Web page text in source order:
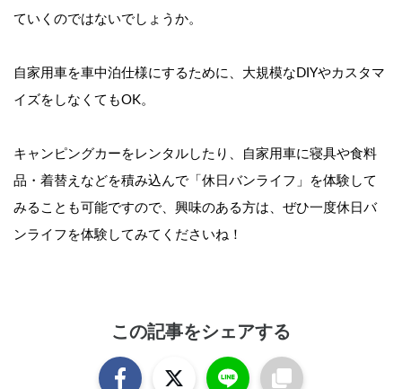
ていくのではないでしょうか。
自家用車を車中泊仕様にするために、大規模なDIYやカスタマ
イズをしなくてもOK。
キャンピングカーをレンタルしたり、自家用車に寝具や食料
品・着替えなどを積み込んで「休日バンライフ」を体験して
みることも可能ですので、興味のある方は、ぜひ一度休日バ
ンライフを体験してみてくださいね！
この記事をシェアする